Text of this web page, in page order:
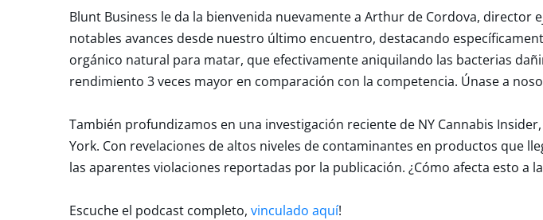
Blunt Business le da la bienvenida nuevamente a Arthur de Cordova, director
notables avances desde nuestro último encuentro, destacando
orgánico natural para matar, que efectivamente aniquilando las bacterias
rendimiento 3 veces mayor en comparación con la competencia. Únase a
También profundizamos en una investigación reciente de NY Cannabis
York. Con revelaciones de altos niveles de contaminantes en productos que
las aparentes violaciones reportadas por la publicación. ¿Cómo afecta esto a
Escuche el podcast completo, vinculado aquí!